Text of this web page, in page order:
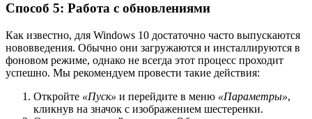
Способ 5: Работа с обновлениями
Как известно, для Windows 10 достаточно часто выпускаются
нововведения. Обычно они загружаются и инсталлируются в
фоновом режиме, однако не всегда этот процесс проходит
успешно. Мы рекомендуем провести такие действия:
Откройте «Пуск» и перейдите в меню «Параметры»,
кликнув на значок с изображением шестеренки.